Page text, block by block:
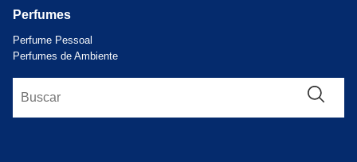
Perfumes
Perfume Pessoal
Perfumes de Ambiente